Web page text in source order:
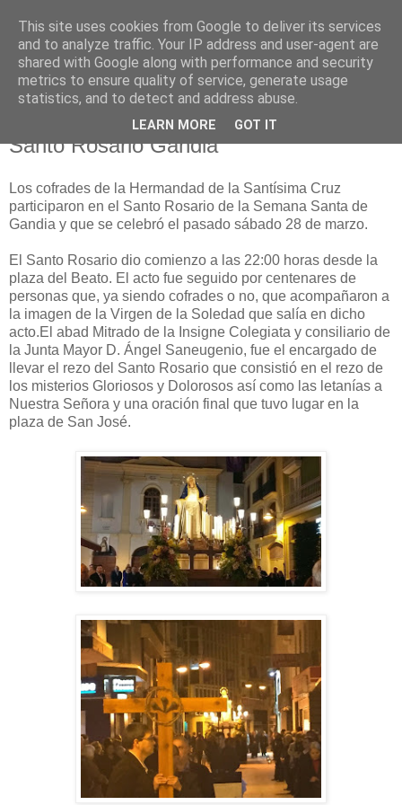
Hermandad de la
Santísima Cruz
Santo Rosario Gandia
Los cofrades de la Hermandad de la Santísima Cruz
participaron en el Santo Rosario de la Semana Santa de
Gandia y que se celebró el pasado sábado 28 de marzo.
El Santo Rosario dio comienzo a las 22:00 horas desde la
plaza del Beato. El acto fue seguido por centenares de
personas que, ya siendo cofrades o no, que acompañaron a
la imagen de la Virgen de la Soledad que salía en dicho
acto.El abad Mitrado de la Insigne Colegiata y consiliario de
la Junta Mayor D. Ángel Saneugenio, fue el encargado de
llevar el rezo del Santo Rosario que consistió en el rezo de
los misterios Gloriosos y Dolorosos así como las letanías a
Nuestra Señora y una oración final que tuvo lugar en la
plaza de San José.
This site uses cookies from Google to deliver its services
and to analyze traffic. Your IP address and user-agent are
shared with Google along with performance and security
metrics to ensure quality of service, generate usage
statistics, and to detect and address abuse.
LEARN MORE GOT IT